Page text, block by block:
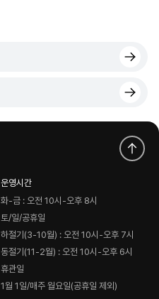
운영시간
화-금 : 오전 10시-오후 8시
토/일/공휴일
하절기(3-10월) : 오전 10시-오후 7시
동절기(11-2월) : 오전 10시-오후 6시
휴관일
1월 1일/매주 월요일(공휴일 제외)